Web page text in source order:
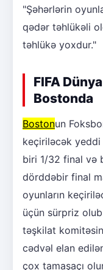
"Şəhərlərin
qədər təhlükəli
təhlükə yoxdur."
FIFA
Bostonda
Bostonun
keçiriləcək
biri 1/32 final və
dörddəbir final
oyunların
üçün sürpriz
təşkilat
cədvəl elan
çox tamaşaçı